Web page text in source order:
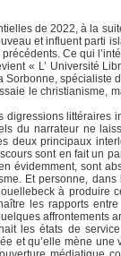
de 2022, à la
et influent parti
Ce qui
« L’ Université
spécialiste
le christianisme,
littéraires
du narrateur ne
principaux
sont en fait un
évidemment, sont
Et personne,
à
les rapports
affrontements
les états de
et qu’elle mène